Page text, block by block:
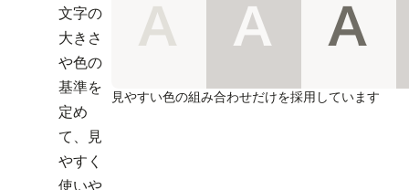
文字の
大きさ
や色の
基準を
定め
て、見
やすく
使いや
見やすい色の組み合わせだけを採用しています